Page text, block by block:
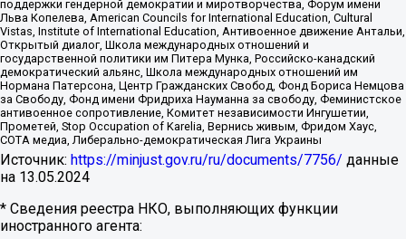
поддержки гендерной демократии и миротворчества, Форум имени
Льва Копелева, American Councils for International Education, Cultural
Vistas, Institute of International Education, Антивоенное движение Антальи,
Открытый диалог, Школа международных отношений и
государственной политики им Питера Мунка, Российско-канадский
демократический альянс, Школа международных отношений им
Нормана Патерсона, Центр Гражданских Свобод, Фонд Бориса Немцова
за Свободу, Фонд имени Фридриха Науманна за свободу, Феминистское
антивоенное сопротивление, Комитет независимости Ингушетии,
Прометей, Stop Occupation of Karelia, Вернись живым, Фридом Хаус,
СОТА медиа, Либерально-демократическая Лига Украины
Источник: https://minjust.gov.ru/ru/documents/7756/ данные
на 13.05.2024
* Сведения реестра НКО, выполняющих функции
иностранного агента: